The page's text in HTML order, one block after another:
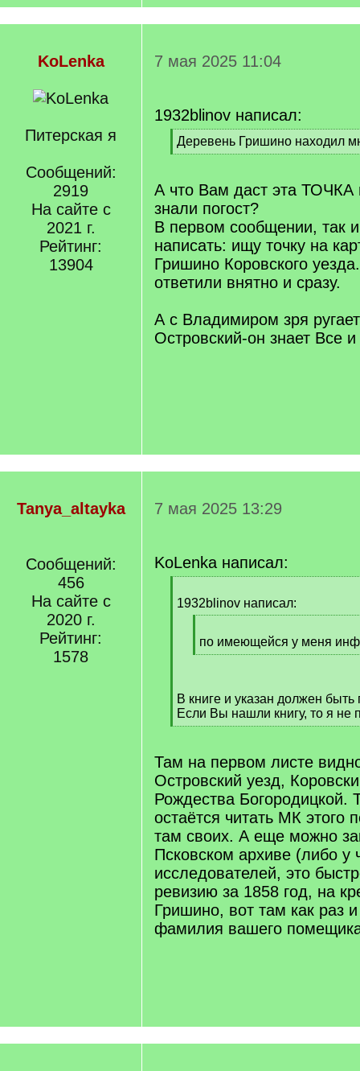
KoLenka
Питерская я
Сообщений:
2919
На сайте с
2021 г.
Рейтинг:
13904
7 мая 2025 11:04
1932blinov написал:
[
q
Деревень Гришино находил
[
q
А что Вам даст эта ТОЧКА
знали погост?
В первом сообщении, так
написать: ищу точку на
Гришино Коровского
ответили внятно и сразу.
А с Владимиром зря
Островский-он знает Все
Tanya_altayka
Сообщений:
456
На сайте с
2020 г.
Рейтинг:
1578
7 мая 2025 13:29
KoLenka написал:
q
1932blinov написал:
q
]
по имеющейся у меня
[
]
В книге и указан должен быть
Если Вы нашли книгу, то я не
[
q
]
Там на первом листе
Островский уезд,
Рождества Богородицкой.
остаётся читать МК этого
там своих. А еще можно
Псковском архиве (либо у
исследователей, это
ревизию за 1858 год, на
Гришино, вот там как раз
фамилия вашего